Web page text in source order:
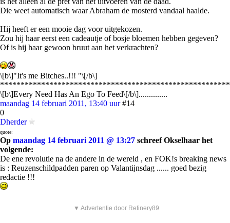
Die weet automatisch waar Abraham de mosterd vandaal haalde.
Hij heeft er een mooie dag voor uitgekozen.
Zou hij haar eerst een cadeautje of bosje bloemen hebben gegeven?
Of is hij haar gewoon bruut aan het verkrachten?
\[b\]"It's me Bitches..!!! "\[/b\]
\[b\]Every Need Has An Ego To Feed\[/b\]..............
maandag 14 februari 2011, 13:40 uur #14
0
Dherder
quote:
Op maandag 14 februari 2011 @ 13:27 schreef Okselhaar het
volgende:
De ene revolutie na de andere in de wereld , en FOK!s breaking news
is : Reuzenschildpadden paren op Valantijnsdag ...... goed bezig
redactie !!!
▼ Advertentie door Refinery89